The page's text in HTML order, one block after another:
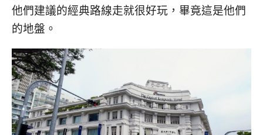
他們建議的經典路線走就很好玩，畢竟這是他們
的地盤。